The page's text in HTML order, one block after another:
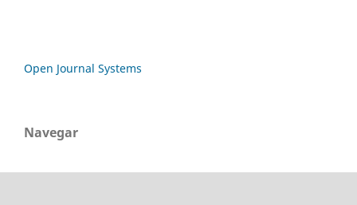
Open Journal Systems
Navegar